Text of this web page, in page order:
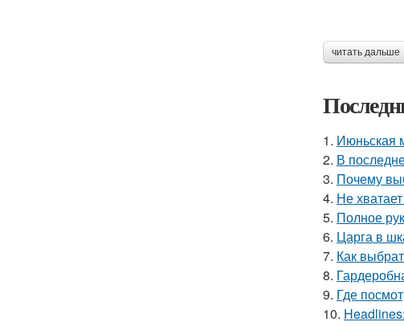
читать дальше
1. Июньская
2. В
3. Почему
4. Не
5. Полное
6. Царга в
7. Как
8.
9. Где
10. Headlines: